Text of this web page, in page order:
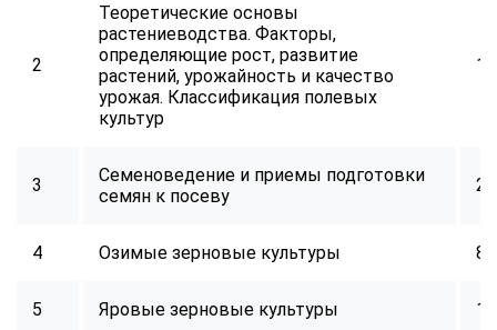
2
Теоретические основы
растениеводства. Факторы,
определяющие рост, развитие
растений, урожайность и качество
урожая. Классификация полевых
культур
16
3
Семеноведение и приемы подготовки
семян к посеву
24
4 Озимые зерновые культуры 8
5 Яровые зерновые культуры 16